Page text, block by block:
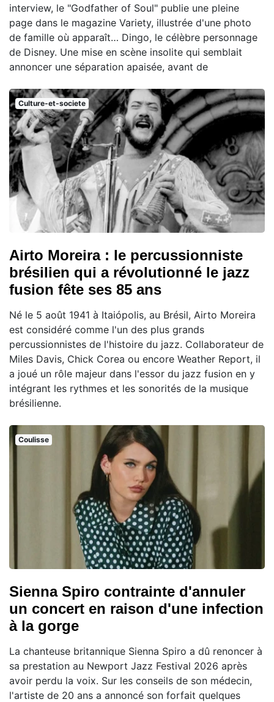
interview, le "Godfather of Soul" publie une pleine
page dans le magazine Variety, illustrée d'une photo
de famille où apparaît… Dingo, le célèbre personnage
de Disney. Une mise en scène insolite qui semblait
annoncer une séparation apaisée, avant de
Culture-et-societe
Airto Moreira : le percussionniste
brésilien qui a révolutionné le jazz
fusion fête ses 85 ans
Né le 5 août 1941 à Itaiópolis, au Brésil, Airto Moreira
est considéré comme l'un des plus grands
percussionnistes de l'histoire du jazz. Collaborateur de
Miles Davis, Chick Corea ou encore Weather Report, il
a joué un rôle majeur dans l'essor du jazz fusion en y
intégrant les rythmes et les sonorités de la musique
brésilienne.
Coulisse
Sienna Spiro contrainte d'annuler
un concert en raison d'une infection
à la gorge
La chanteuse britannique Sienna Spiro a dû renoncer à
sa prestation au Newport Jazz Festival 2026 après
avoir perdu la voix. Sur les conseils de son médecin,
l'artiste de 20 ans a annoncé son forfait quelques